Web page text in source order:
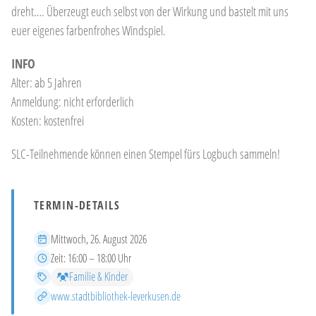
dreht…. Überzeugt euch selbst von der Wirkung und bastelt mit uns
euer eigenes farbenfrohes Windspiel.
INFO
Alter: ab 5 Jahren
Anmeldung: nicht erforderlich
Kosten: kostenfrei
SLC-Teilnehmende können einen Stempel fürs Logbuch sammeln!
TERMIN-DETAILS
Datum
Mittwoch, 26. August 2026
Zeit
Zeit:16:00 – 18:00 Uhr
Kategorien
Familie & Kinder
Mehr Infos
www.stadtbibliothek-leverkusen.de